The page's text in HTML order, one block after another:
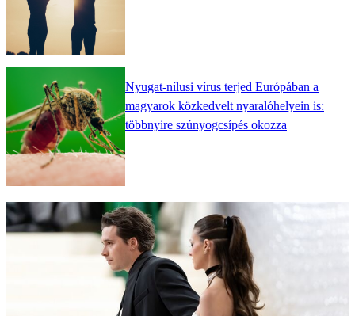
Nyugat-nílusi vírus terjed Európában a
magyarok közkedvelt nyaralóhelyein is:
többnyire szúnyogcsípés okozza